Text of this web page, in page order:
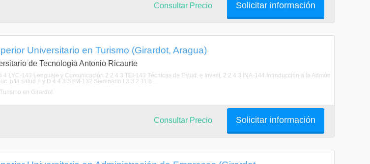
Solicitar información
Consultar Precio
Universitario en Turismo (Girardot, Aragua)
de Tecnología Antonio Ricaurte
4 LYC-143 Lenguaje y Comunicación 2 2 4 3 TEI-143 Técnicas de Estud. e Invest. 2 2 4 3 INA-144 Introducción a la Admón
p/la salud F y D 4 4 3 SEM-132 Seminario I 3 3 2 11 6 ...
en Girardot
Solicitar información
Consultar Precio